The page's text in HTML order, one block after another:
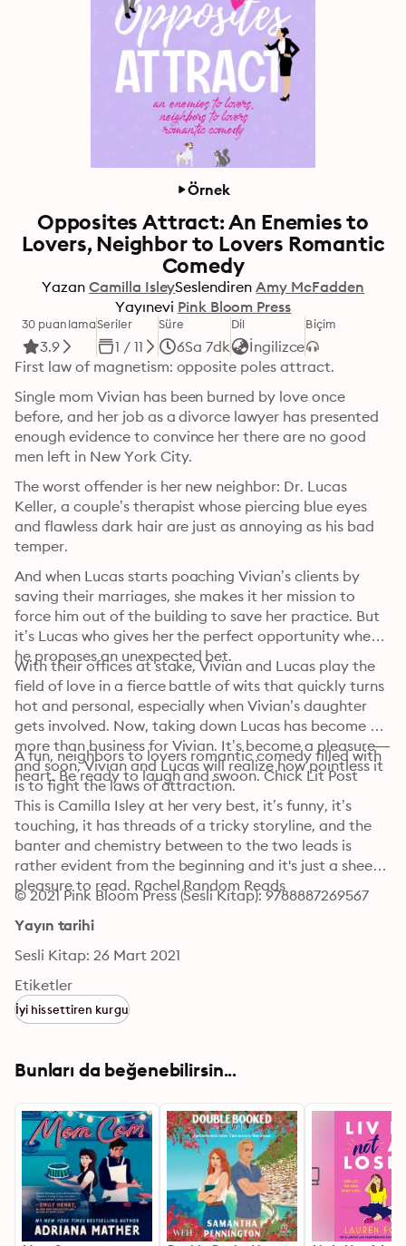
Örnek
Opposites Attract: An Enemies to
Lovers, Neighbor to Lovers Romantic
Comedy
Yazan Camilla IsleySeslendiren Amy McFadden
Yayınevi Pink Bloom Press
30 puanlama
3.9
Seriler
1 / 11
Süre
6Sa 7dk
Dil
İngilizce
Biçim
First law of magnetism: opposite poles attract.
Single mom Vivian has been burned by love once
before, and her job as a divorce lawyer has presented
enough evidence to convince her there are no good
men left in New York City.
The worst offender is her new neighbor: Dr. Lucas
Keller, a couple’s therapist whose piercing blue eyes
and flawless dark hair are just as annoying as his bad
And when Lucas starts poaching Vivian’s clients by
saving their marriages, she makes it her mission to
force him out of the building to save her practice. But
it’s Lucas who gives her the perfect opportunity when
With their offices at stake, Vivian and Lucas play the
field of love in a fierce battle of wits that quickly turns
hot and personal, especially when Vivian’s daughter
gets involved. Now, taking down Lucas has become
more than business for Vivian. It’s become a pleasure—
and soon, Vivian and Lucas will realize how pointless it
is to fight the laws of attraction.
A fun, neighbors to lovers romantic comedy filled with
heart. Be ready to laugh and swoon. Chick Lit Post
This is Camilla Isley at her very best, it’s funny, it’s
touching, it has threads of a tricky storyline, and the
banter and chemistry between to the two leads is
rather evident from the beginning and it's just a sheer
pleasure to read. Rachel Random Reads
© 2021 Pink Bloom Press (Sesli Kitap): 9788887269567
Yayın tarihi
Sesli Kitap: 26 Mart 2021
Etiketler
İyi hissettiren kurgu
Bunları da beğenebilirsin...